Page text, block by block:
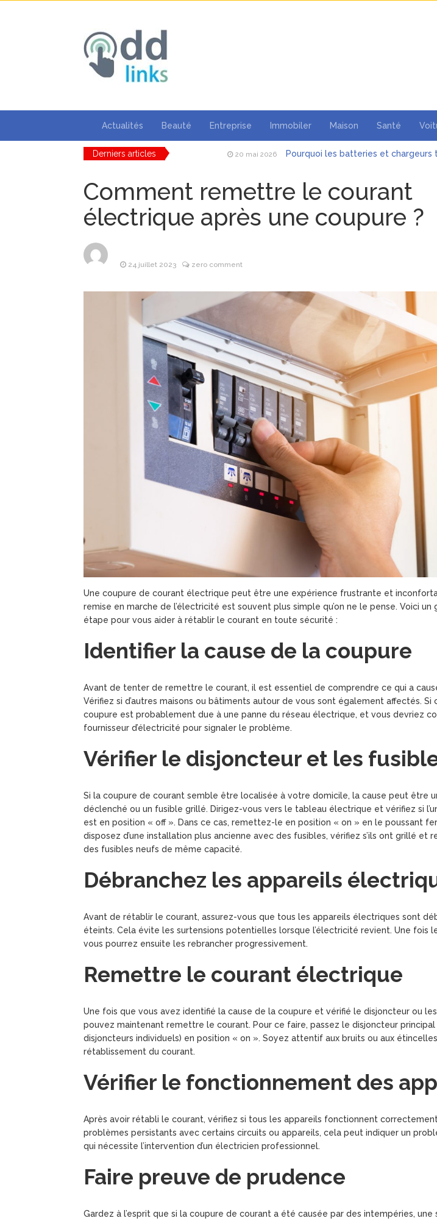
Actualités Beauté Entreprise Immobiler Maison Santé
Derniers articles 20 mai 2026
Pourquoi les batteries et
18 mai 2026 AAE ferroviaire : obtenir et maintenir
8 avril 2026 Les objets publicitaires : un atout
25 mars 2026 Pourquoi la bague de mariage se
25 mars 2026
Financière Lafarge : L’Alliance de
Comment remettre le courant
électrique après une coupure ?
24 juillet 2023 zero comment
Une coupure de courant électrique peut être une expérience frustrante et
remise en marche de l’électricité est souvent plus simple qu’on ne le pense. Voici un
étape pour vous aider à rétablir le courant en toute sécurité :
Identifier la cause de la coupure
Avant de tenter de remettre le courant, il est essentiel de comprendre ce qui a
Vérifiez si d’autres maisons ou bâtiments autour de vous sont également affectés. Si
coupure est probablement due à une panne du réseau électrique, et vous devriez
fournisseur d’électricité pour signaler le problème.
Vérifier le disjoncteur et les
Si la coupure de courant semble être localisée à votre domicile, la cause peut être
déclenché ou un fusible grillé. Dirigez-vous vers le tableau électrique et vérifiez si
est en position « off ». Dans ce cas, remettez-le en position « on » en le poussant
disposez d’une installation plus ancienne avec des fusibles, vérifiez s’ils ont grillé et
des fusibles neufs de même capacité.
Débranchez les appareils
Avant de rétablir le courant, assurez-vous que tous les appareils électriques sont
éteints. Cela évite les surtensions potentielles lorsque l’électricité revient. Une fois
vous pourrez ensuite les rebrancher progressivement.
Remettre le courant électrique
Une fois que vous avez identifié la cause de la coupure et vérifié le disjoncteur ou
pouvez maintenant remettre le courant. Pour ce faire, passez le disjoncteur principal
disjoncteurs individuels) en position « on ». Soyez attentif aux bruits ou aux
rétablissement du courant.
Vérifier le fonctionnement des
Après avoir rétabli le courant, vérifiez si tous les appareils fonctionnent correctement.
problèmes persistants avec certains circuits ou appareils, cela peut indiquer un
qui nécessite l’intervention d’un électricien professionnel.
Faire preuve de prudence
Gardez à l’esprit que si la coupure de courant a été causée par des intempéries, une